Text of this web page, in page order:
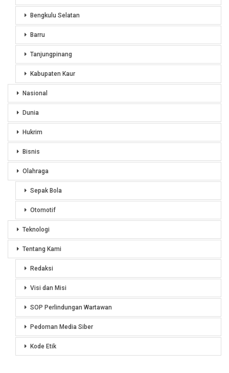
Bengkulu Selatan
Barru
Tanjungpinang
Kabupaten Kaur
Nasional
Dunia
Hukrim
Bisnis
Olahraga
Sepak Bola
Otomotif
Teknologi
Tentang Kami
Redaksi
Visi dan Misi
SOP Perlindungan Wartawan
Pedoman Media Siber
Kode Etik